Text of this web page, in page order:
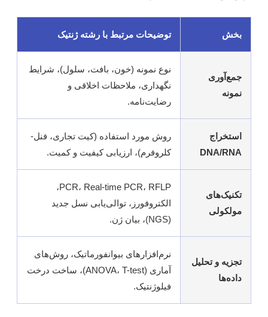
بخش توضیحات مرتبط با رشته ژنتیک
جمع‌آوری
نمونه
نوع نمونه (خون، بافت، سلول)، شرایط
نگهداری، ملاحظات اخلاقی و
رضایت‌نامه.
استخراج
DNA/RNA
روش مورد استفاده (کیت تجاری، فنل-
کلروفرم)، ارزیابی کیفیت و کمیت.
تکنیک‌های
مولکولی
PCR، Real-time PCR، RFLP،
الکتروفورز، توالی‌یابی نسل جدید
(NGS)، بیان ژن.
تجزیه و تحلیل
داده‌ها
نرم‌افزارهای بیوانفورماتیک، روش‌های
آماری (ANOVA، T-test)، ساخت درخت
فیلوژنتیک.